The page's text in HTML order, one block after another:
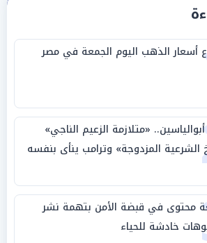
أسعار الذهب اليوم الجمعة في مصر
«متلازمة الزعيم الناجي»
الشرعية المزدوجة» وترامب ينأى بنفسه
في «ميتم استراتيجي»
محتوى في قبضة الأمن بتهمة نشر
خادشة للحياء